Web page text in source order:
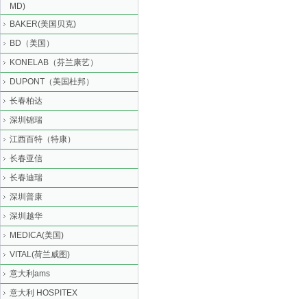
MD)
BAKER(美国贝克)
BD（美国）
KONELAB（芬兰康艺）
DUPONT（美国杜邦）
长春柏达
深圳锦瑞
江西百特（特康）
长春亚信
长春迪瑞
深圳普康
深圳越华
MEDICA(美国)
VITAL(荷兰威图)
意大利ams
意大利 HOSPITEX